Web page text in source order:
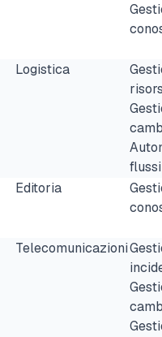
Logistica
Editoria
Telecomunicazioni